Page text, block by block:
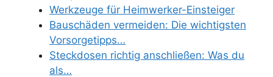
Werkzeuge für Heimwerker-Einsteiger
Bauschäden vermeiden: Die wichtigsten
Vorsorgetipps…
Steckdosen richtig anschließen: Was du
als…